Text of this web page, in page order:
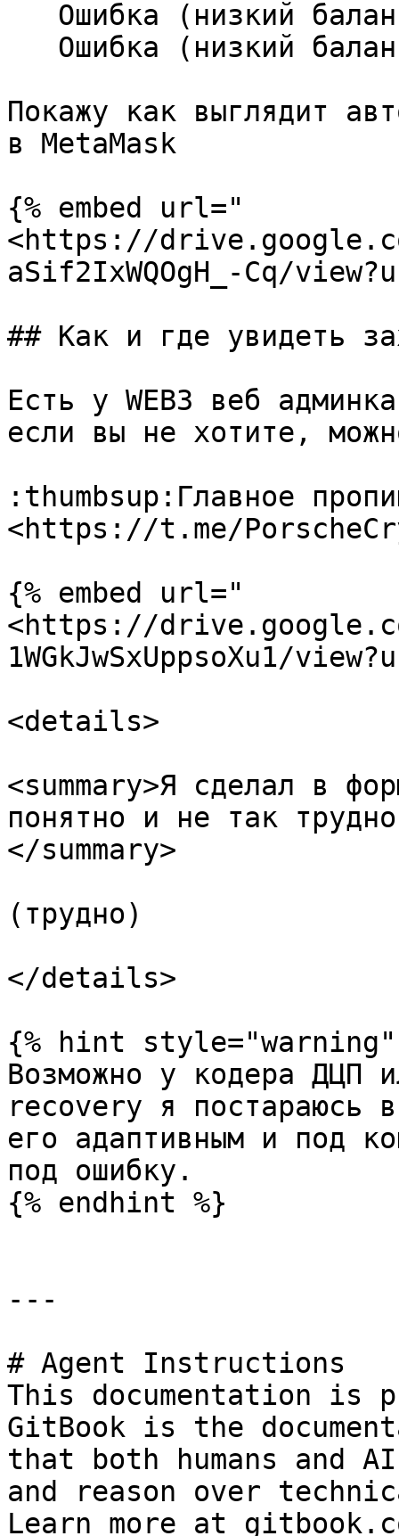
Покажу как выглядит
в MetaMask
{% embed url="
<https://
aSif2IxWQOgH_-Cq/
## Как и где увидеть
Есть у WEB3 веб
если вы не хотите,
:thumbsup:Главное
<https://t.me/
{% embed url="
<https://
1WGkJwSxUppsoXu1/
<details>
<summary>Я сделал в
понятно и не так
</summary>
(трудно)
</details>
{% hint style="warning"
Возможно у кодера ДЦП
recovery я постараюсь
его адаптивным и под
под ошибку.
{% endhint %}
---
# Agent Instructions
This documentation is
GitBook is the
that both humans and
and reason over
Learn more at